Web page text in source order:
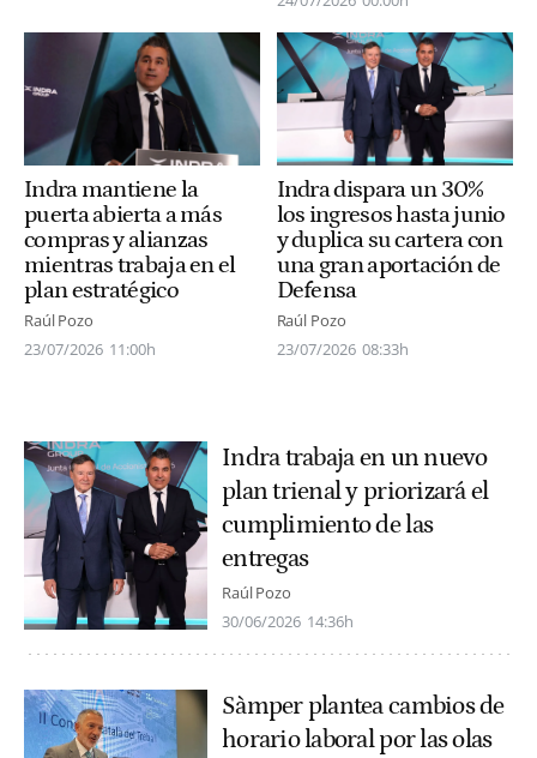
Indra mantiene la
puerta abierta a más
compras y alianzas
mientras trabaja en el
plan estratégico
Raúl Pozo
23/07/2026 11:00h
Indra dispara un 30%
los ingresos hasta junio
y duplica su cartera con
una gran aportación de
Defensa
Raúl Pozo
23/07/2026 08:33h
Indra trabaja en un nuevo
plan trienal y priorizará el
cumplimiento de las
entregas
Raúl Pozo
30/06/2026 14:36h
Sàmper plantea cambios de
horario laboral por las olas